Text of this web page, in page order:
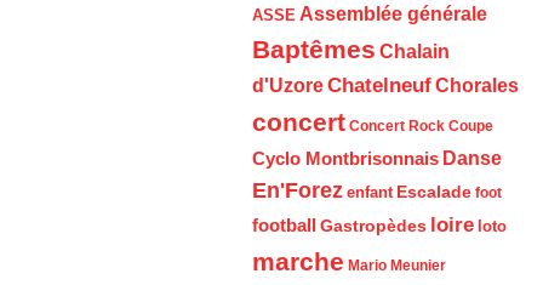
ASSE Assemblée générale
Baptêmes Chalain
d'UzoreChatelneufChorales
concert Concert Rock Coupe
Cyclo Montbrisonnais Danse
En'Forez enfant Escalade foot
football Gastropèdes loire loto
marche Mario Meunier